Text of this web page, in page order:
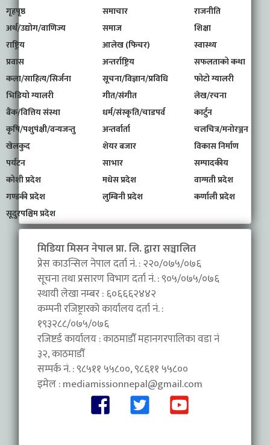
गृहपृष्ठ समाचार
राजनीति
अर्थ/उद्योग/वाणिज्य
समाज
शिक्षा
राष्ट्रिय
आलेख (फिचर)
स्वास्थ्य
प्रवास
अन्तर्राष्ट्रिय
सफलताको कथा
कला/साहित्य/सिर्जना
सूचना/विज्ञान/प्रविधि
फोटो ग्यालरी
भिडियो ग्यालरी
गीत/संगीत
लेख/रचना
बैंक/वित्तिय संस्था
धर्म/संस्कृति/चाडपर्व
कार्टुन
कृषि/पशुपंक्षी/वन्यजन्तु
अन्तर्वार्ता
चलचित्र/मनोरञ्जन
खेलकुद
शेयर बजार
विकास निर्माण
पर्यटन
साभार
सम्पादकीय
कोशी प्रदेश
मधेस प्रदेश
वाग्मती प्रदेश
गण्डकी प्रदेश
लुम्बिनी प्रदेश
कर्णाली प्रदेश
सूदुरपश्चिम प्रदेश
मिडिया मिसन नेपाल प्रा. लि. द्वारा सञ्चालित
प्रेस काउन्सिल नेपाल दर्ता नं. : २२०/०७५/०७६
सूचना तथा प्रसारण विभाग दर्ता नं. : ९०५/०७५/०७६
स्थायी लेखा नम्बर : ६०६६६२४४२
कम्पनी रजिष्ट्रारको कार्यालय दर्ता नं. :
१९३२८८/०७५/०७६
रजिष्टर्ड कार्यालय : काठमाडौँ महानगरपालिका वडा नंं
३२, काठमाडौँ
सम्पर्क नं. : ९८५११ ५५८००, ९८६११ ५५८००
इमेल :mediamissionnepal@gmail.com